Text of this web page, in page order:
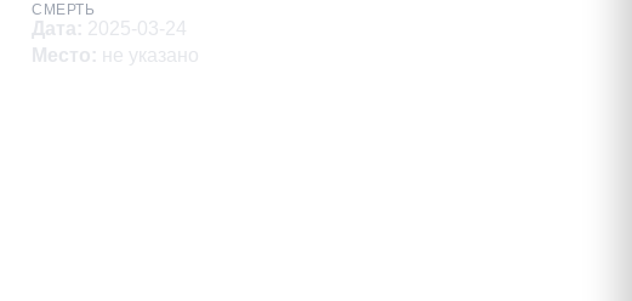
СМЕРТЬ
Дата: 2025-03-24
Место: не указано